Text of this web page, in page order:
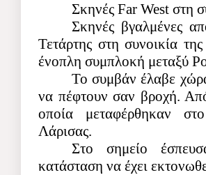
Σκηνές Far West στη
Σκηνές βγαλμένες
Τετάρτης στη συνοικία
ένοπλη συμπλοκή μεταξύ
Το συμβάν έλαβε
να πέφτουν σαν βροχή.
οποία μεταφέρθηκαν
Λάρισας.
Στο σημείο
κατάσταση να έχει